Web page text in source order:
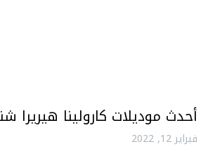
أحدث موديلات كارولينا هيريرا
فبراير 12, 2022